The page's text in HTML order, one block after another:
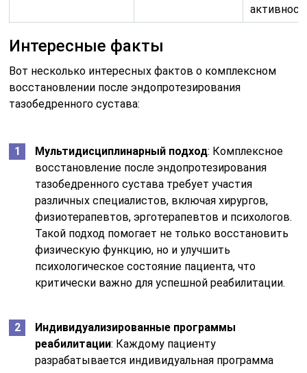
Интересные факты
Вот несколько интересных фактов о комплексном
восстановлении после эндопротезирования
тазобедренного сустава:
Мультидисциплинарный подход: Комплексное
восстановление после эндопротезирования
тазобедренного сустава требует участия
различных специалистов, включая хирургов,
физиотерапевтов, эрготерапевтов и психологов.
Такой подход помогает не только восстановить
физическую функцию, но и улучшить
психологическое состояние пациента, что
критически важно для успешной реабилитации.
Индивидуализированные программы
реабилитации: Каждому пациенту
разрабатывается индивидуальная программа